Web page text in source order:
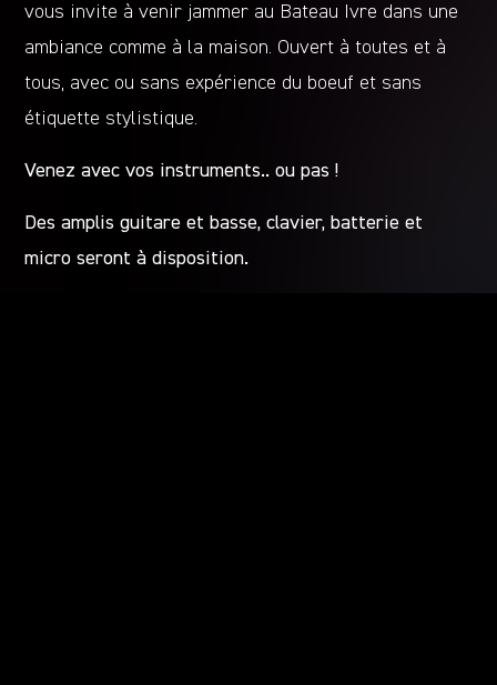
vous invite à venir jammer au Bateau Ivre dans une
ambiance comme à la maison. Ouvert à toutes et à
tous, avec ou sans expérience du boeuf et sans
étiquette stylistique.
Venez avec vos instruments.. ou pas !
Des amplis guitare et basse, clavier, batterie et
micro seront à disposition.